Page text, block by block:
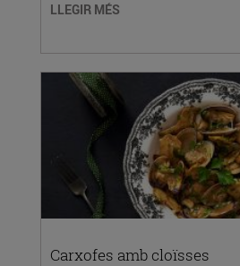
LLEGIR MÉS
Carxofes amb cloïsses